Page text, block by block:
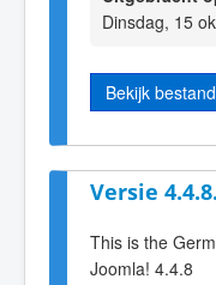
Dinsdag, 15
Bekijk
Versie
This is the
Joomla! 4.4.8